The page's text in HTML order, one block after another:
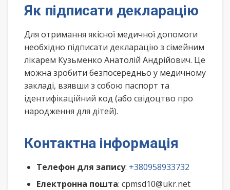
Як підписати декларацію
Для отримання якісної медичної допомоги
необхідно підписати декларацію з сімейним
лікарем Кузьменко Анатолій Андрійович. Це
можна зробити безпосередньо у медичному
закладі, взявши з собою паспорт та
ідентифікаційний код (або свідоцтво про
народження для дітей).
Контактна інформація
Телефон для запису: +380958933732
Електронна пошта: cpmsd10@ukr.net